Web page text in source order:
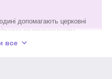
допомагають церковні
за призначенням,
виготовлення. Ми
все